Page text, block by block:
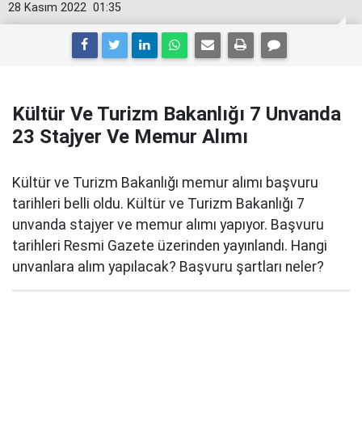
01:35
28 Kasım 2022
Kültür Ve Turizm Bakanlığı 7 Unvanda
23 Stajyer Ve Memur Alımı
Kültür ve Turizm Bakanlığı memur alımı başvuru
tarihleri belli oldu. Kültür ve Turizm Bakanlığı 7
unvanda stajyer ve memur alımı yapıyor. Başvuru
tarihleri Resmi Gazete üzerinden yayınlandı. Hangi
unvanlara alım yapılacak? Başvuru şartları neler?